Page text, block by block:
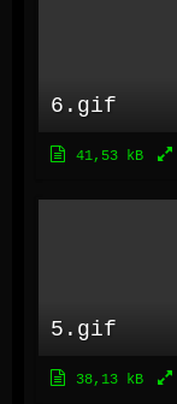
6.gif
41,53 kB
5.gif
38,13 kB